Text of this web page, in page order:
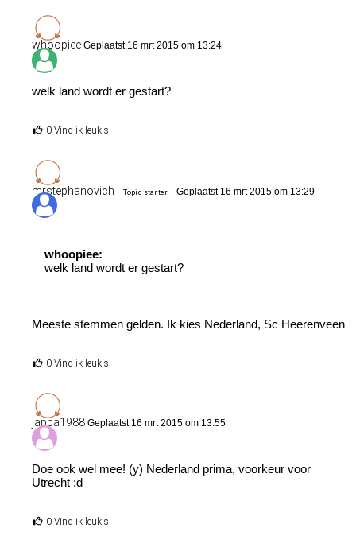
whoopiee Geplaatst 16 mrt 2015 om 13:24
welk land wordt er gestart?
0 Vind ik leuk's
mrstephanovich Topic starter Geplaatst 16 mrt 2015 om 13:29
whoopiee:
welk land wordt er gestart?
Meeste stemmen gelden. Ik kies Nederland, Sc Heerenveen
0 Vind ik leuk's
jappa1988 Geplaatst 16 mrt 2015 om 13:55
Doe ook wel mee! (y) Nederland prima, voorkeur voor
Utrecht :d
0 Vind ik leuk's